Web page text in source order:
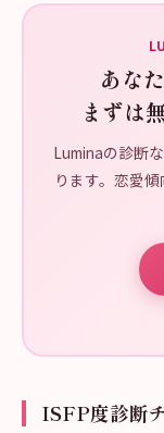
あな
まずは
Luminaの診断
ります。恋愛
ISFP度診断